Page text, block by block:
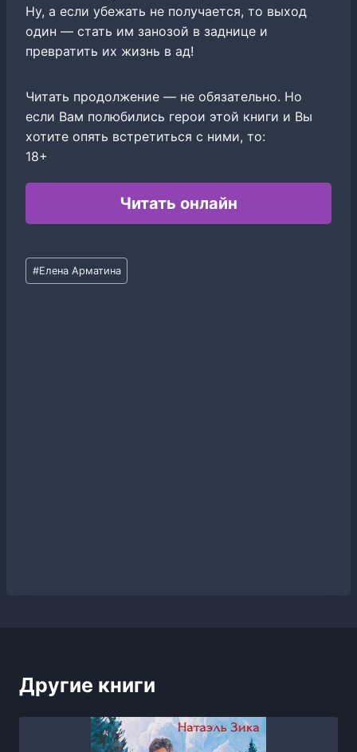
Ну, а если убежать не получается, то выход
один — стать им занозой в заднице и
превратить их жизнь в ад!
Читать продолжение — не обязательно. Но
если Вам полюбились герои этой книги и Вы
хотите опять встретиться с ними, то:
18+
Читать онлайн
Метки
записи:
#Елена Арматина
Другие книги